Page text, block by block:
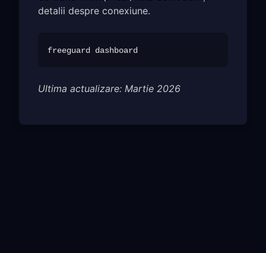
detalii despre conexiune.
Ultima actualizare: Martie 2026